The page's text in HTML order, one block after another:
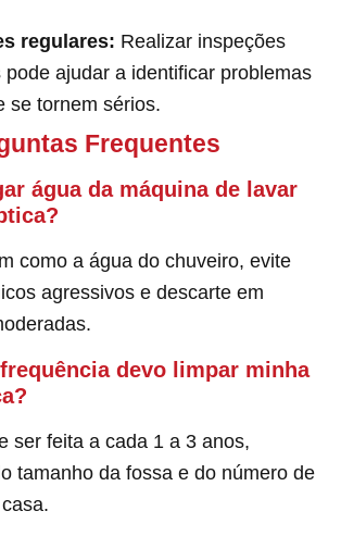
regulares: Realizar inspeções
pode ajudar a identificar problemas
se tornem sérios.
Frequentes
água da máquina de lavar
como a água do chuveiro, evite
agressivos e descarte em
devo limpar minha
ser feita a cada 1 a 3 anos,
tamanho da fossa e do número de